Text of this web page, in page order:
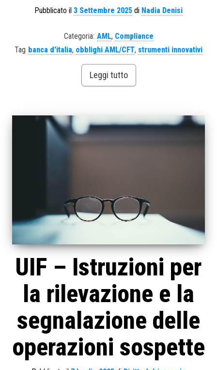
Pubblicato il 3 Settembre 2025 di Nadia Denisi
Categoria: AML, Compliance
Tag banca d'italia, obblighi AML/CFT, strumenti innovativi
Leggi tutto
UIF – Istruzioni per
la rilevazione e la
segnalazione delle
operazioni sospette